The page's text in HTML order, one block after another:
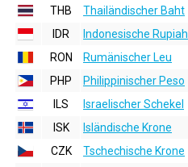
THB
Thailändischer Baht
IDR
Indonesische Rupiah
RON
Rumänischer Leu
PHP
Philippinischer Peso
ILS
Israelischer Schekel
ISK
Isländische Krone
CZK
Tschechische Krone